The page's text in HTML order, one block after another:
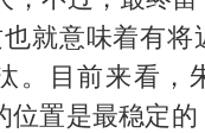
就意味着有将
。目前来看，
位置是最稳定